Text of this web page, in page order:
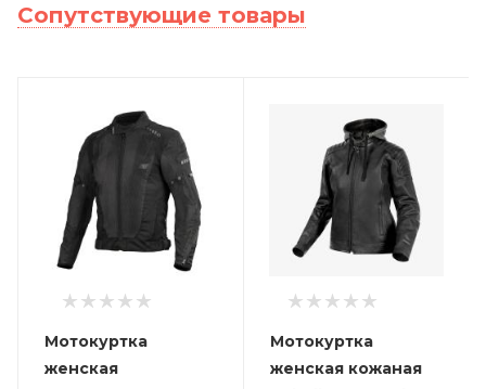
Сопутствующие товары
Мотокуртка
женская
Мотокуртка
женская кожаная